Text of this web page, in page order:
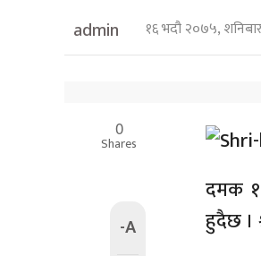
admin १६ भदौ २०७५,
0
Shares
-A
दमक
हुदैछ ।